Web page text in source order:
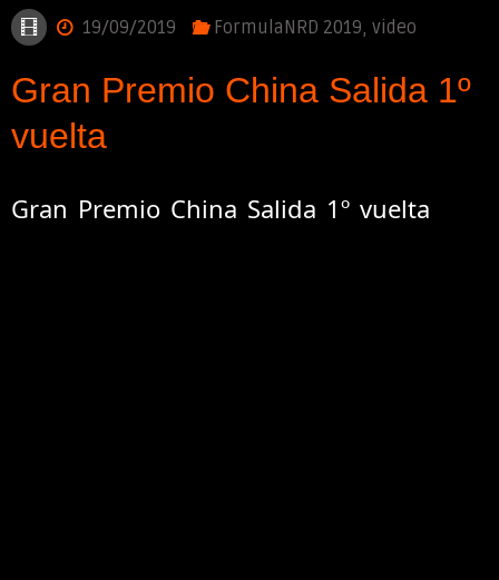
19/09/2019 FormulaNRD 2019,video
Gran Premio China Salida 1º
vuelta
Gran Premio China Salida 1º vuelta